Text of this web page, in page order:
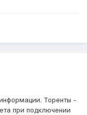
Торенты -
при подключении